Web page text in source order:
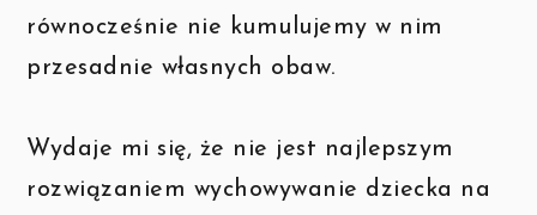
równocześnie nie kumulujemy w nim
przesadnie własnych obaw.
Wydaje mi się, że nie jest najlepszym
rozwiązaniem wychowywanie dziecka na